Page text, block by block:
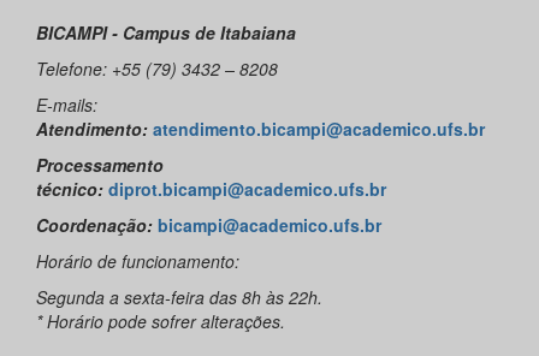
BICAMPI - Campus de Itabaiana
Telefone: +55 (79) 3432 – 8208
E-mails:
Atendimento: atendimento.bicampi@academico.ufs.br
Processamento
técnico: diprot.bicampi@academico.ufs.br
Coordenação: bicampi@academico.ufs.br
Horário de funcionamento:
Segunda a sexta-feira das 8h às 22h.
* Horário pode sofrer alterações.